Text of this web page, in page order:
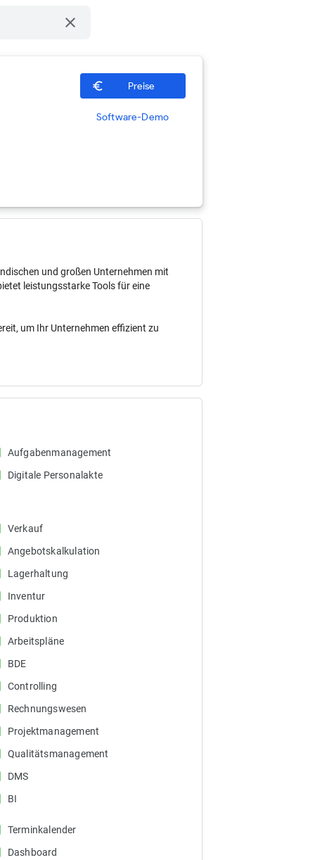
clear
Preise
euro_symbol
Software-Demo
und großen Unternehmen mit
leistungsstarke Tools für eine
um Ihr Unternehmen effizient zu
Aufgabenmanagement
Digitale Personalakte
Verkauf
Angebotskalkulation
Lagerhaltung
Inventur
Produktion
Arbeitspläne
BDE
Controlling
Rechnungswesen
Projektmanagement
Qualitätsmanagement
DMS
BI
Terminkalender
Dashboard